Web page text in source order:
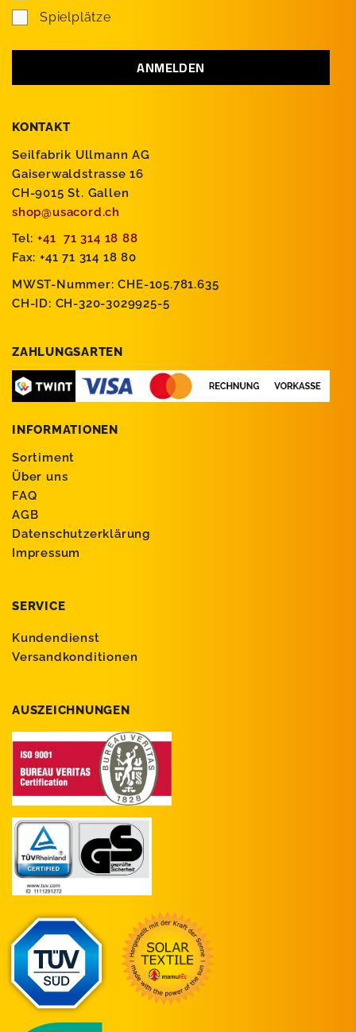
KONTAKT
Seilfabrik Ullmann AG
Gaiserwaldstrasse 16
CH-9015 St. Gallen
shop@usacord.ch
Tel: +41 71 314 18 88
Fax: +41 71 314 18 80
MWST-Nummer: CHE-105.781.635
CH-ID: CH-320-3029925-5
ZAHLUNGSARTEN
INFORMATIONEN
Sortiment
Über uns
FAQ
AGB
Datenschutzerklärung
Impressum
SERVICE
Kundendienst
Versandkonditionen
AUSZEICHNUNGEN
Spielplätze